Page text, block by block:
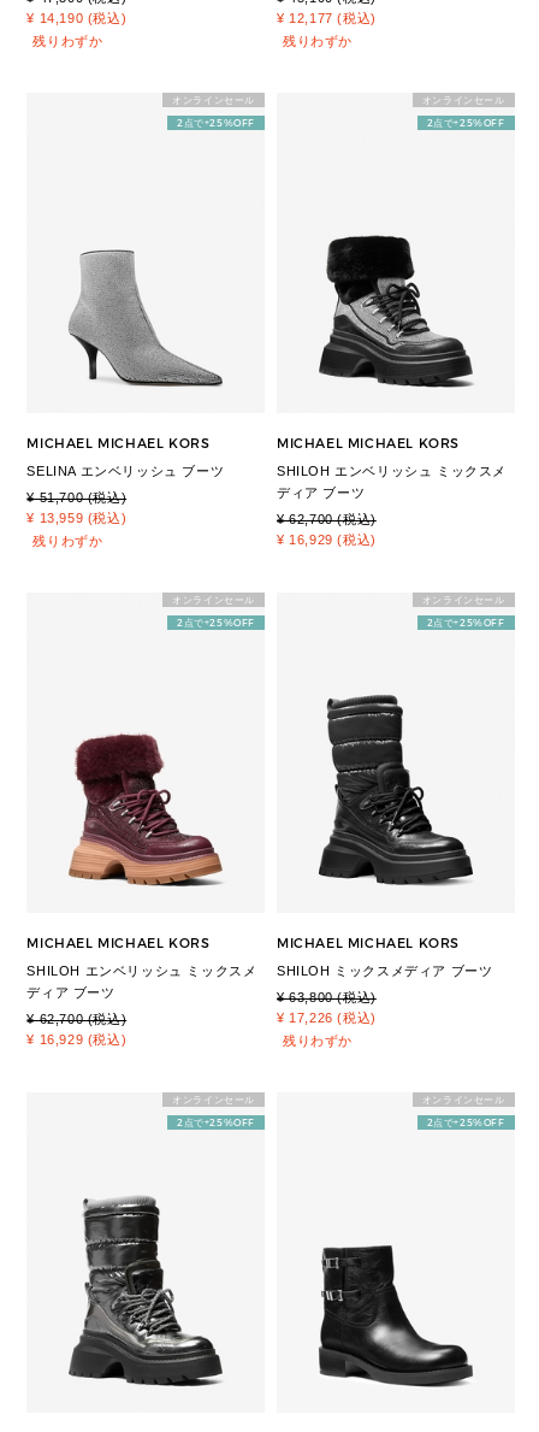
¥ 14,190 (税込)
残りわずか
¥ 12,177 (税込)
残りわずか
オンラインセール
2点で+25%OFF
MICHAEL MICHAEL KORS
SELINA エンベリッシュ ブーツ
¥ 51,700 (税込)
¥ 13,959 (税込)
残りわずか
オンラインセール
2点で+25%OFF
MICHAEL MICHAEL KORS
SHILOH エンベリッシュ ミックスメ
ディア ブーツ
¥ 62,700 (税込)
¥ 16,929 (税込)
オンラインセール
2点で+25%OFF
MICHAEL MICHAEL KORS
SHILOH エンベリッシュ ミックスメ
ディア ブーツ
¥ 62,700 (税込)
¥ 16,929 (税込)
オンラインセール
2点で+25%OFF
MICHAEL MICHAEL KORS
SHILOH ミックスメディア ブーツ
¥ 63,800 (税込)
¥ 17,226 (税込)
残りわずか
オンラインセール
2点で+25%OFF
オンラインセール
2点で+25%OFF